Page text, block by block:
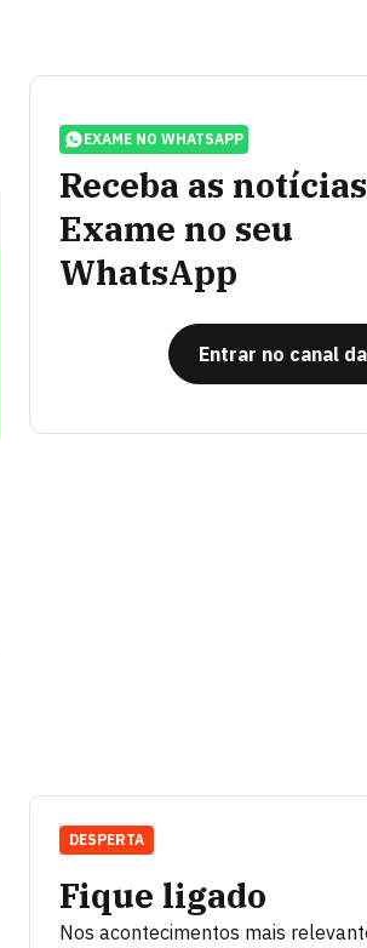
EXAME NO WHATSAPP
Receba as
Exame no seu
WhatsApp
Entrar no canal
Fique ligado
Nos acontecimentos mais
DESPERTA